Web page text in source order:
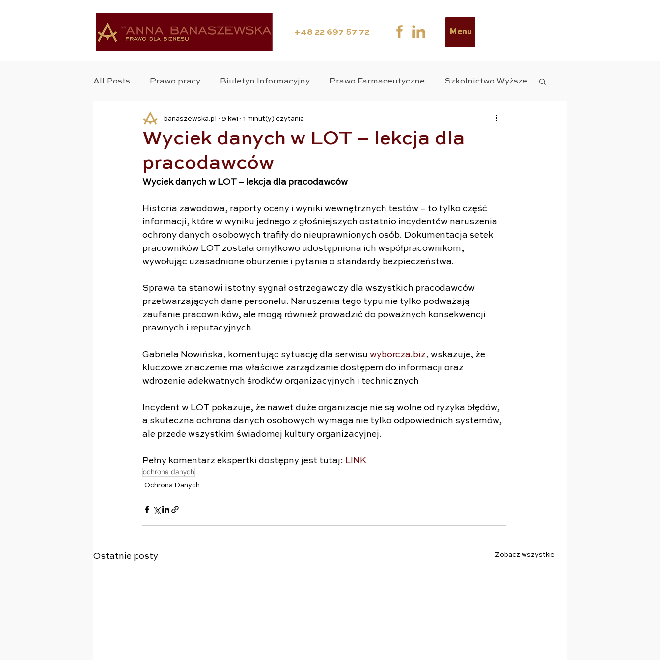
+48 22 697 57 72 Menu
All Posts Prawo pracy Biuletyn Informacyjny Prawo Farmaceutyczne Szkolnictwo Wyższe
Ochrona Zdrowia Badania Kliniczne Media ESG
Ochrona Danych Prawo Medyczne
Wyciek danych w LOT – lekcja dla
pracodawców
banaszewska.pl 9 kwi 1 minut(y) czytania
Wyciek danych w LOT – lekcja dla pracodawców
Historia zawodowa, raporty oceny i wyniki wewnętrznych testów – to tylko część
informacji, które w wyniku jednego z głośniejszych ostatnio incydentów naruszenia
ochrony danych osobowych trafiły do nieuprawnionych osób. Dokumentacja setek
pracowników LOT została omyłkowo udostępniona ich współpracownikom,
wywołując uzasadnione oburzenie i pytania o standardy bezpieczeństwa.
Sprawa ta stanowi istotny sygnał ostrzegawczy dla wszystkich pracodawców
przetwarzających dane personelu. Naruszenia tego typu nie tylko podważają
zaufanie pracowników, ale mogą również prowadzić do poważnych konsekwencji
prawnych i reputacyjnych.
Gabriela Nowińska, komentując sytuację dla serwisu wyborcza.biz, wskazuje, że
kluczowe znaczenie ma właściwe zarządzanie dostępem do informacji oraz
wdrożenie adekwatnych środków organizacyjnych i technicznych
Incydent w LOT pokazuje, że nawet duże organizacje nie są wolne od ryzyka błędów,
a skuteczna ochrona danych osobowych wymaga nie tylko odpowiednich systemów,
ale przede wszystkim świadomej kultury organizacyjnej.
Pełny komentarz ekspertki dostępny jest tutaj: LINK
ochrona danych
Ochrona Danych
Ostatnie posty Zobacz wszystkie